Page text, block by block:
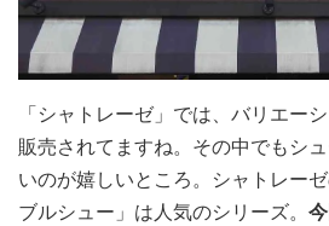
「シャトレーゼ」では、バリエー
販売されてますね。その中でもシ
いのが嬉しいところ。シャトレー
ブルシュー」は人気のシリーズ。